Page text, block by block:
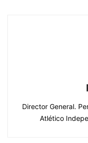
Director General.
Atlético